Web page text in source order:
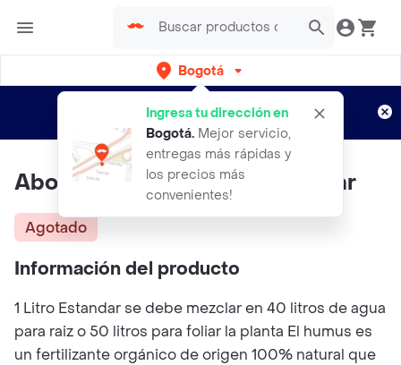
Bogotá
Ingresa tu dirección en
Bogotá. Mejor servicio,
entregas más rápidas y
los precios más
convenientes!
envíos gratis por semanas
Aplican TyC
Abono Orgánico 1 Litro Estándar
Agotado
Información del producto
1 Litro Estandar se debe mezclar en 40 litros de agua
para raiz o 50 litros para foliar la planta El humus es
un fertilizante orgánico de origen 100% natural que